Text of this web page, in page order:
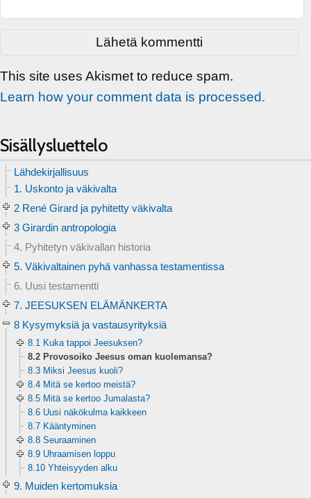
This site uses Akismet to reduce spam.
Learn how your comment data is processed.
Sisällysluettelo
Lähdekirjallisuus
1. Uskonto ja väkivalta
2 René Girard ja pyhitetty väkivalta
3 Girardin antropologia
4. Pyhitetyn väkivallan historia
5. Väkivaltainen pyhä vanhassa testamentissa
6. Uusi testamentti
7. JEESUKSEN ELÄMÄNKERTA
8 Kysymyksiä ja vastausyrityksiä
8.1 Kuka tappoi Jeesuksen?
8.2 Provosoiko Jeesus oman kuolemansa?
8.3 Miksi Jeesus kuoli?
8.4 Mitä se kertoo meistä?
8.5 Mitä se kertoo Jumalasta?
8.6 Uusi näkökulma kaikkeen
8.7 Kääntyminen
8.8 Seuraaminen
8.9 Uhraamisen loppu
8.10 Yhteisyyden alku
9. Muiden kertomuksia